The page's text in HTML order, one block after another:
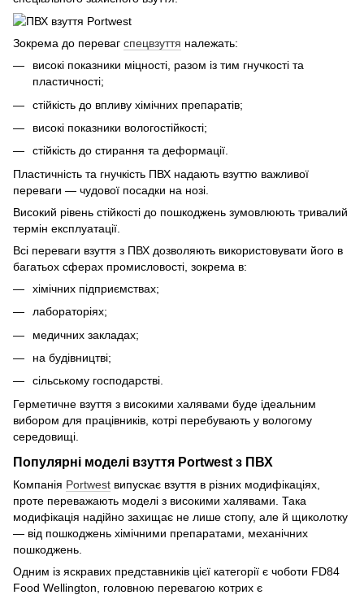
Зокрема до переваг спецвзуття належать:
високі показники міцності, разом із тим гнучкості та
пластичності;
стійкість до впливу хімічних препаратів;
високі показники вологостійкості;
стійкість до стирання та деформації.
Пластичність та гнучкість ПВХ надають взуттю важливої
переваги — чудової посадки на нозі.
Високий рівень стійкості до пошкоджень зумовлюють тривалий
термін експлуатації.
Всі переваги взуття з ПВХ дозволяють використовувати його в
багатьох сферах промисловості, зокрема в:
хімічних підприємствах;
лабораторіях;
медичних закладах;
на будівництві;
сільському господарстві.
Герметичне взуття з високими халявами буде ідеальним
вибором для працівників, котрі перебувають у вологому
середовищі.
Популярні моделі взуття Portwest з ПВХ
Компанія Portwest випускає взуття в різних модифікаціях,
проте переважають моделі з високими халявами. Така
модифікація надійно захищає не лише стопу, але й щиколотку
— від пошкоджень хімічними препаратами, механічних
пошкоджень.
Одним із яскравих представників цієї категорії є чоботи FD84
Food Wellington, головною перевагою котрих є